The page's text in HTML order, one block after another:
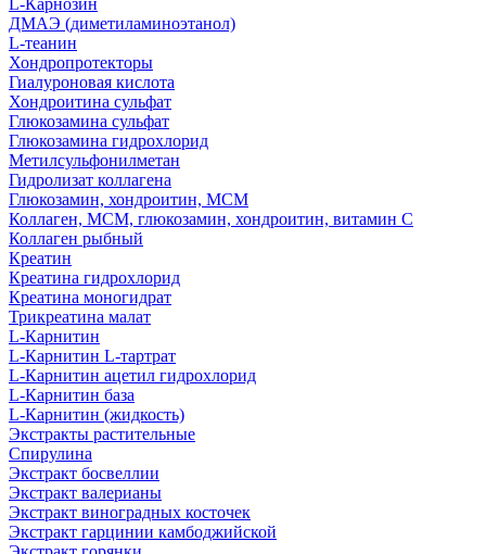
L-Карнозин
ДМАЭ (диметиламиноэтанол)
L-теанин
Хондропротекторы
Гиалуроновая кислота
Хондроитина сульфат
Глюкозамина сульфат
Глюкозамина гидрохлорид
Метилсульфонилметан
Гидролизат коллагена
Глюкозамин, хондроитин, МСМ
Коллаген, МСМ, глюкозамин, хондроитин, витамин С
Коллаген рыбный
Креатин
Креатина гидрохлорид
Креатина моногидрат
Трикреатина малат
L-Карнитин
L-Карнитин L-тартрат
L-Карнитин ацетил гидрохлорид
L-Карнитин база
L-Карнитин (жидкость)
Экстракты растительные
Спирулина
Экстракт босвеллии
Экстракт валерианы
Экстракт виноградных косточек
Экстракт гарцинии камбоджийской